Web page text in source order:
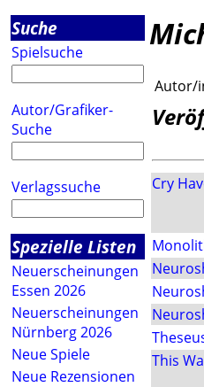
Suche
Spielsuche
Autor/Grafiker-
Suche
Verlagssuche
Spezielle Listen
Neuerscheinungen
Essen 2026
Neuerscheinungen
Nürnberg 2026
Neue Spiele
Neue Rezensionen
Autor/
Cry
This